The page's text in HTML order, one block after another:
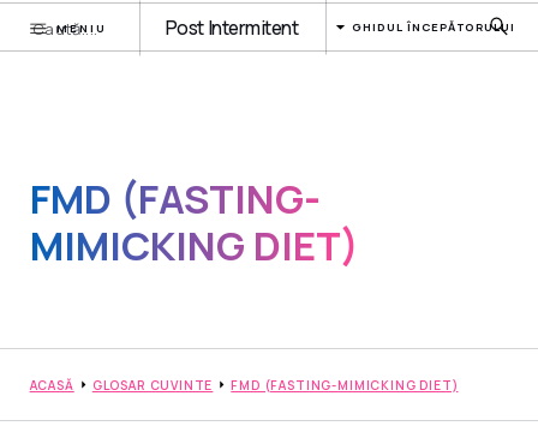
MENIU Post Intermitent GHIDUL ÎNCEPĂTORULUI
FMD (FASTING-
MIMICKING DIET)
ACASĂ GLOSAR CUVINTE FMD (FASTING-MIMICKING DIET)